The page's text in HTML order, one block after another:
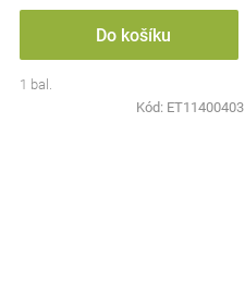
Do košíku
1 bal.
Kód: ET11400403